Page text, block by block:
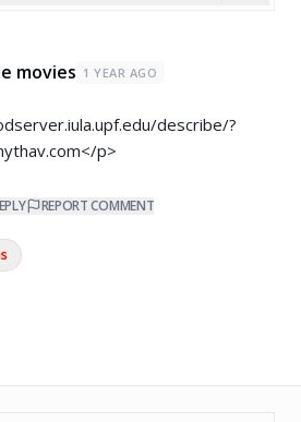
movies 1 YEAR AGO
describe/?
p>
REPORT COMMENT